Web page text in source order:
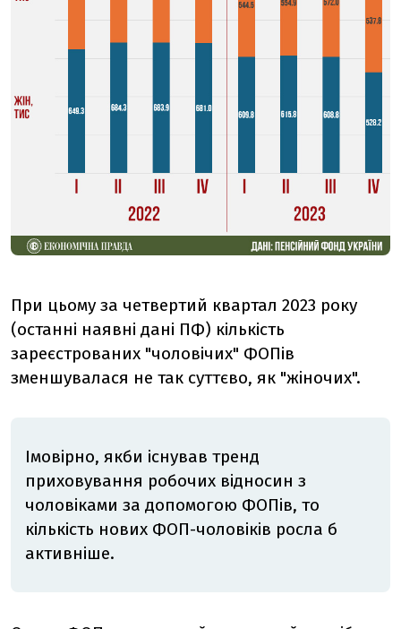
При цьому за четвертий квартал 2023 року
(останні наявні дані ПФ) кількість
зареєстрованих "чоловічих" ФОПів
зменшувалася не так суттєво, як "жіночих".
Імовірно, якби існував тренд
приховування робочих відносин з
чоловіками за допомогою ФОПів, то
кількість нових ФОП-чоловіків росла б
активніше.